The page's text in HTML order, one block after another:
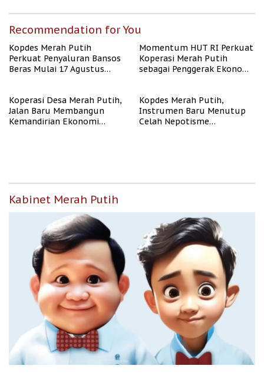
Recommendation for You
Kopdes Merah Putih
Perkuat Penyaluran Bansos
Beras Mulai 17 Agustus
Momentum HUT RI Perkuat
Koperasi Merah Putih
sebagai Penggerak Ekonomi
Koperasi Desa Merah Putih,
Jalan Baru Membangun
Kemandirian Ekonomi
Kopdes Merah Putih,
Instrumen Baru Menutup
Celah Nepotisme
Kabinet Merah Putih